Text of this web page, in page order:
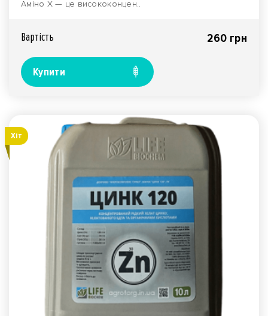
Аміно Х — це висококонцен..
Вартiсть 260 грн
Купити
Хiт